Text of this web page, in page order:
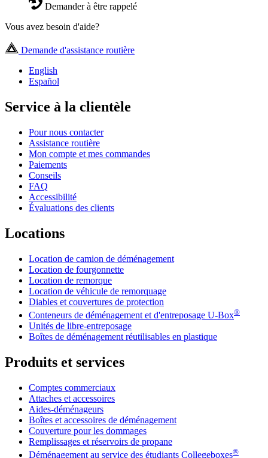
Demander à être rappelé
Vous avez besoin d'aide?
Demande d'assistance routière
English
Español
Service à la clientèle
Pour nous contacter
Assistance routière
Mon compte et mes commandes
Paiements
Conseils
FAQ
Accessibilité
Évaluations des clients
Locations
Location de camion de déménagement
Location de fourgonnette
Location de remorque
Location de véhicule de remorquage
Diables et couvertures de protection
Conteneurs de déménagement et d'entreposage U-Box®
Unités de libre-entreposage
Boîtes de déménagement réutilisables en plastique
Produits et services
Comptes commerciaux
Attaches et accessoires
Aides-déménageurs
Boîtes et accessoires de déménagement
Couverture pour les dommages
Remplissages et réservoirs de propane
Déménagement au service des étudiants Collegeboxes®